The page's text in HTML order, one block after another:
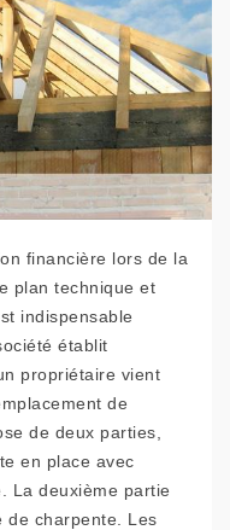
financière lors de la
plan technique et
indispensable
établit
propriétaire vient
de
de deux parties,
en place avec
La deuxième partie
de charpente. Les